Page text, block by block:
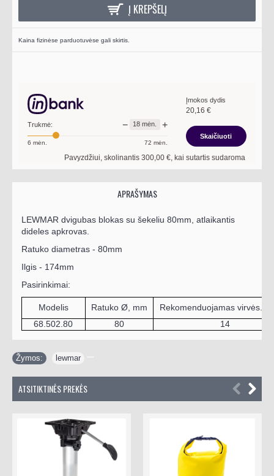
Į KREPŠELĮ
Kaina fizinėse parduotuvėse gali skirtis.
Trukmė: − 18 mėn. +
6 mėn. 72 mėn.
Įmokos dydis
20,16 €
Skaičiuoti
Pavyzdžiui, skolinantis300,00€, kai sutartis sudaroma18mėn.
APRAŠYMAS
LEWMAR dvigubas blokas su šekeliu 80mm, atlaikantis
dideles apkrovas.
Ratuko diametras - 80mm
Ilgis - 174mm
Pasirinkimai:
Modelis Ratuko Ø, mm
Rekomenduojamas virvės.
68.502.80
80 14
Žymos: lewmar
ATSITIKTINĖS PREKĖS